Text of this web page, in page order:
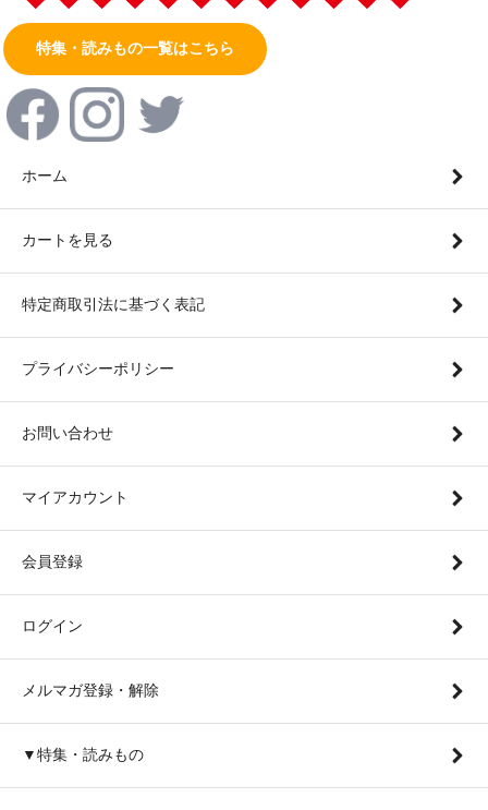
特集・読みもの一覧はこちら
ホーム
カートを見る
特定商取引法に基づく表記
プライバシーポリシー
お問い合わせ
マイアカウント
会員登録
ログイン
メルマガ登録・解除
▼特集・読みもの